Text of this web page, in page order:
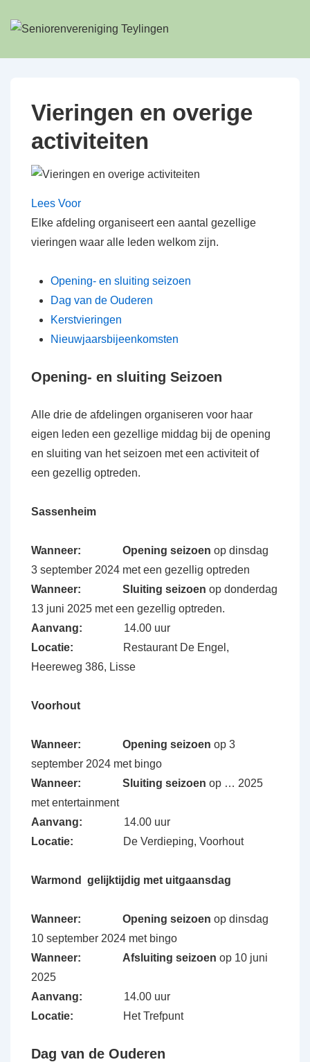
Doorgaan
Vieringen en overige
activiteiten
Lees Voor
Elke afdeling organiseert een aantal gezellige
vieringen waar alle leden welkom zijn.
Opening- en sluiting seizoen
Dag van de Ouderen
Kerstvieringen
Nieuwjaarsbijeenkomsten
Opening- en sluiting Seizoen
Alle drie de afdelingen organiseren voor haar
eigen leden een gezellige middag bij de opening
en sluiting van het seizoen met een activiteit of
een gezellig optreden.
Sassenheim
Wanneer: Opening seizoen op dinsdag
3 september 2024 met een gezellig optreden
Wanneer:
Sluiting seizoen op donderdag
13 juni 2025 met een gezellig optreden.
Aanvang: 14.00 uur
Locatie: Restaurant De Engel,
Heereweg 386, Lisse
Voorhout
Wanneer: Opening seizoen op 3
september 2024 met bingo
Wanneer: Sluiting seizoen op … 2025
met entertainment
Aanvang: 14.00 uur
Locatie: De Verdieping, Voorhout
Warmond gelijktijdig met uitgaansdag
Wanneer: Opening seizoen op dinsdag
10 september 2024 met bingo
Wanneer:
Afsluiting seizoen op 10 juni
2025
Aanvang: 14.00 uur
Locatie:
Het Trefpunt
Dag van de Ouderen